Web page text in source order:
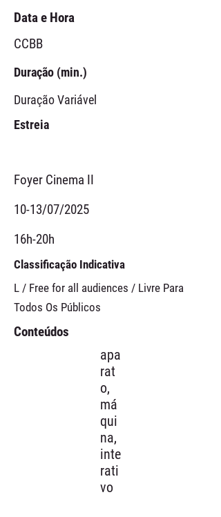
Data e Hora
CCBB
Duração (min.)
Duração Variável
Estreia
Foyer Cinema II
10-13/07/2025
16h-20h
Classificação Indicativa
L / Free for all audiences / Livre Para
Todos Os Públicos
Conteúdos
apa
rat
o,
má
qui
na,
inte
rati
vo